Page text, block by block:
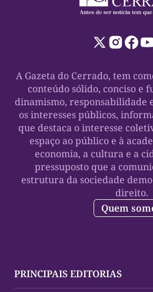
A Gazeta do Cerrado, tem
conteúdo sólido, conciso e
dinamismo, responsabilidade
os interesses públicos,
que destaca o interesse
espaço ao público e à
economia, a cultura e a
pressuposto que a
estrutura da sociedade
direito.
Quem
PRINCIPAIS EDITORIAS